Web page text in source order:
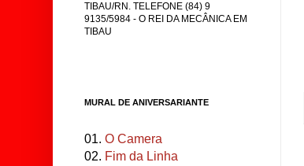
TIBAU/RN. TELEFONE (84) 9
9135/5984 - O REI DA MECÂNICA EM
TIBAU
MURAL DE ANIVERSARIANTE
01. O Camera
02. Fim da Linha